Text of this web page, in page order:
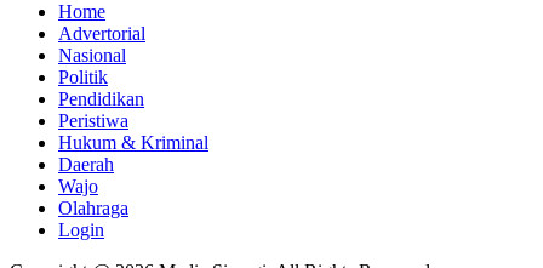
Home
Advertorial
Nasional
Politik
Pendidikan
Peristiwa
Hukum & Kriminal
Daerah
Wajo
Olahraga
Login